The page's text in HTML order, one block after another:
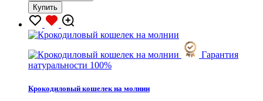
Купить
Гарантия
натуральности 100%
Крокодиловый кошелек на молнии